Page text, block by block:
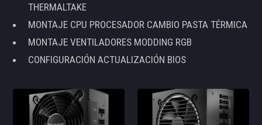
THERMALTAKE
MONTAJE CPU PROCESADOR CAMBIO PASTA TÉRMICA
MONTAJE VENTILADORES MODDING RGB
CONFIGURACIÓN ACTUALIZACIÓN BIOS